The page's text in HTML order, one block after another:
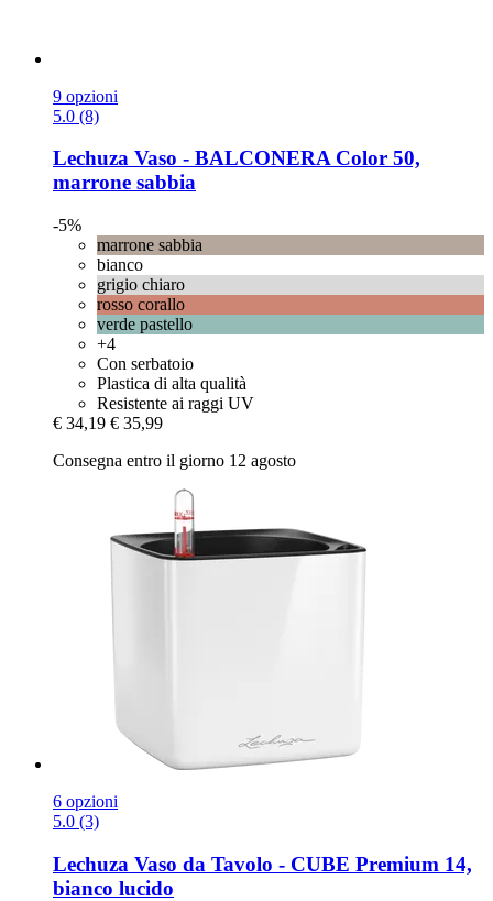
9 opzioni
5.0 (8)
Lechuza Vaso -​ BALCONERA Color 50,
marrone sabbia
-5%
marrone sabbia
bianco
grigio chiaro
rosso corallo
verde pastello
+4
Con serbatoio
Plastica di alta qualità
Resistente ai raggi UV
€ 34,19 € 35,99
Consegna entro il giorno 12 agosto
6 opzioni
5.0 (3)
Lechuza Vaso da Tavolo -​ CUBE Premium 14,
bianco lucido